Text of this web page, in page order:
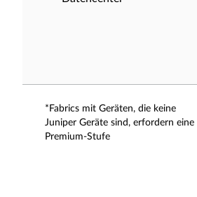
*Fabrics mit Geräten, die keine
Juniper Geräte sind, erfordern eine
Premium-Stufe